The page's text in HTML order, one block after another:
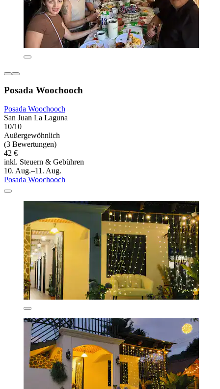
Posada Woochooch
Posada Woochooch
San Juan La Laguna
10/10
Außergewöhnlich
(3 Bewertungen)
42 €
inkl. Steuern & Gebühren
10. Aug.–11. Aug.
Posada Woochooch